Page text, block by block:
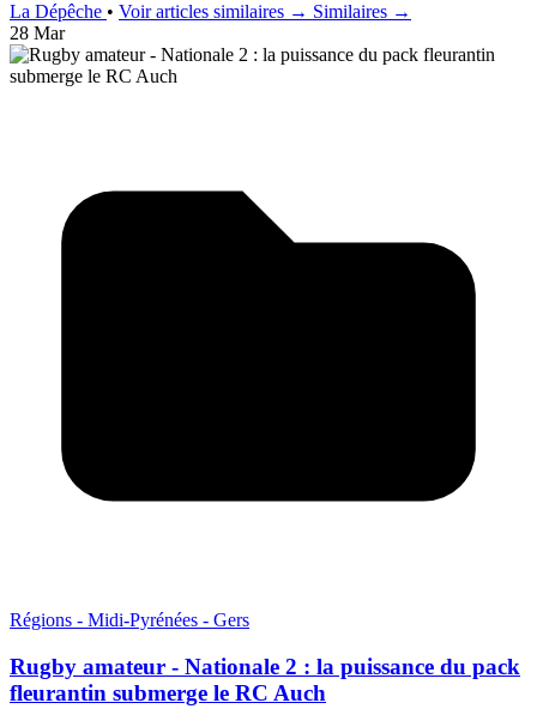
La Dépêche • Voir articles similaires → Similaires →
28 Mar
Régions - Midi-Pyrénées - Gers
Rugby amateur - Nationale 2 : la puissance du pack
fleurantin submerge le RC Auch